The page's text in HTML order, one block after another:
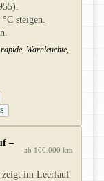
steigen.
Warnleuchte,
–
ab 100.000 km
im Leerlauf